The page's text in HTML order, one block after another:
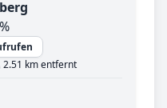
2.51 km entfernt